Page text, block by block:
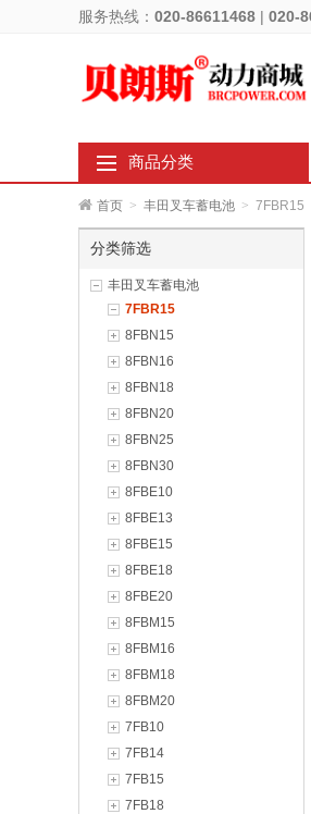
服务热线： 020-86611468 | 020-
商品分类
首页 > 丰田叉车蓄电池 > 7FBR15
分类筛选
丰田叉车蓄电池
7FBR15
8FBN15
8FBN16
8FBN18
8FBN20
8FBN25
8FBN30
8FBE10
8FBE13
8FBE15
8FBE18
8FBE20
8FBM15
8FBM16
8FBM18
8FBM20
7FB10
7FB14
7FB15
7FB18